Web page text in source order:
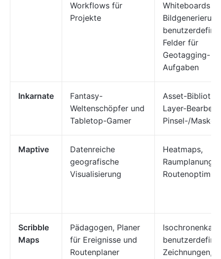
Workflows für
Projekte
Whiteboards
Felder für
Geotagging-
Aufgaben
Inkarnate
Fantasy-
Weltenschöpfer und
Tabletop-Gamer
Asset-
Layer-
Pinsel-/
Maptive
Datenreiche
geografische
Visualisierung
Heatmaps,
Raumplanung,
Scribble
Maps
Pädagogen, Planer
für Ereignisse und
Routenplaner
Zeichnungen,